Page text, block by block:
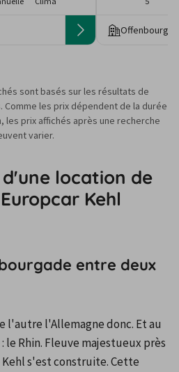
Offenbourg
sont basés sur les résultats de
les prix dépendent de la durée
les prix affichés après une recherche
varier.
location de
Kehl
entre deux
l'autre l'Allemagne donc. Et au
Rhin. Fleuve majestueux près
s'est construite. Cette